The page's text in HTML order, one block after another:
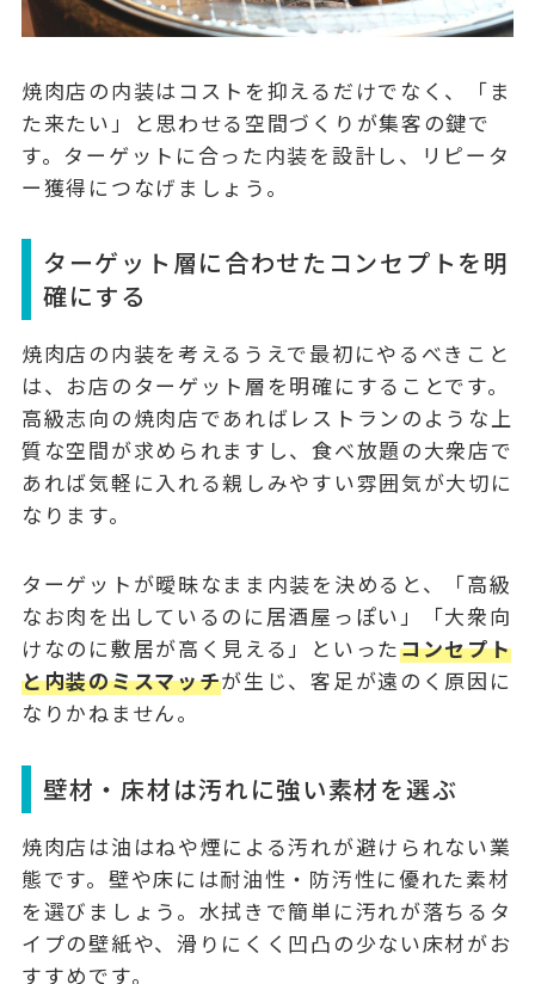
焼肉店の内装はコストを抑えるだけでなく、「ま
た来たい」と思わせる空間づくりが集客の鍵で
す。ターゲットに合った内装を設計し、リピータ
ー獲得につなげましょう。
ターゲット層に合わせたコンセプトを明
確にする
焼肉店の内装を考えるうえで最初にやるべきこと
は、 お店のターゲット層を明確にする ことです。
高級志向の焼肉店であればレストランのような上
質な空間が求められますし、食べ放題の大衆店で
あれば気軽に入れる親しみやすい雰囲気が大切に
なります。
ターゲットが曖昧なまま内装を決めると、「高級
なお肉を出しているのに居酒屋っぽい」「大衆向
けなのに敷居が高く見える」といったコンセプト
と内装のミスマッチが生じ、客足が遠のく原因に
なりかねません。
壁材・床材は汚れに強い素材を選ぶ
焼肉店は油はねや煙による汚れが避けられない業
態です。壁や床には耐油性・防汚性に優れた素材
を選びましょう。水拭きで簡単に汚れが落ちるタ
イプの壁紙や、滑りにくく凹凸の少ない床材がお
すすめです。